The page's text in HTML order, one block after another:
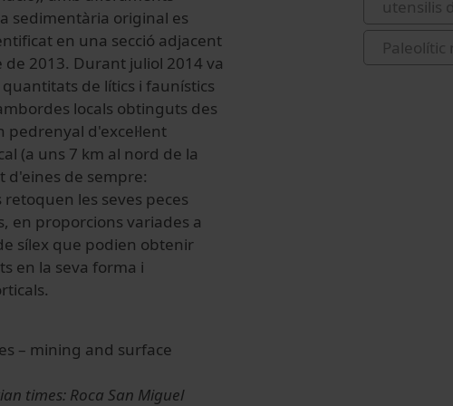
sedimentària original es
en una secció adjacent
2013. Durant juliol 2014 va
de lítics i faunístics
locals obtinguts des
pedrenyal d'excel·lent
(a uns 7 km al nord de la
d'eines de sempre:
retoquen les seves peces
en proporcions variades a
sílex que podien obtenir
en la seva forma i
– mining and surface
times: Roca San Miguel
utensilis
Paleolític